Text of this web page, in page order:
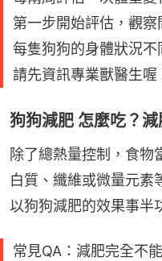
第一步開始評估，觀
每隻狗狗的身體狀況不
請先資訊專業獸醫生喔
狗狗減肥 怎麼吃？減
除了總熱量控制，食物
白質、纖維或微量元素
以狗狗減肥的效果事半
常見QA：減肥完全不